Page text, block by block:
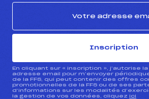
Inscription
En cliquant sur « inscription », j’autorise
adresse email pour m’envoyer
de la FFS, qui peut contenir des offres
promotionnelles de la FFS ou de ses
d’informations sur les modalités
la gestion de vos données, cliquez ici